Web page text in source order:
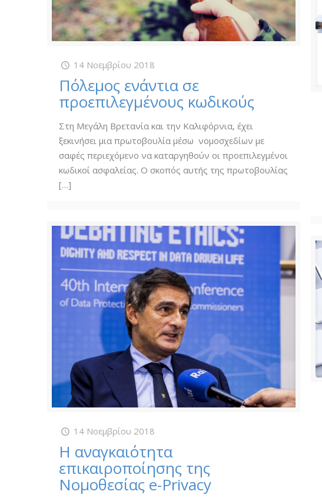
14 Νοεμβρίου 2018
Πόλεμος ενάντια σε
προεπιλεγμένους κωδικούς
Στη Μεγάλη Βρετανία και την Καλιφόρνια, έχει
ξεκινήσει μια πρωτοβουλία μέσω νομοσχεδίων με
σαφές περιεχόμενο να καταργηθούν οι προεπιλεγμένοι
κωδικοί ασφαλείας. Ο σκοπός αυτής της πρωτοβουλίας
[…]
14 Νοεμβρίου 2018
Η αναγκαιότητα
επικαιροποίησης της
Νομοθεσίας e-Privacy